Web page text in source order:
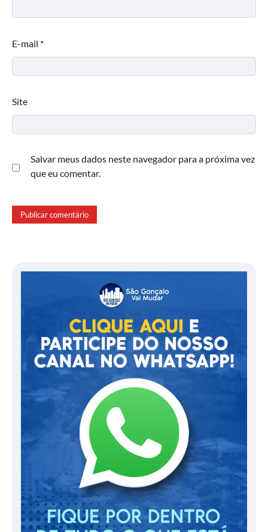
E-mail *
Site
Salvar meus dados neste navegador para a próxima vez
que eu comentar.